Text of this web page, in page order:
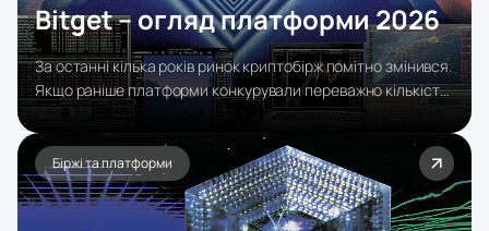
Bitget – огляд платформи 2026
За останні кілька років ринок криптобірж помітно змінився.
Якщо раніше платформи конкурували переважно кількістю
торгових пар і низькими комісіями, то сьогодні дедалі
більше важать додаткові сервіси. Саме на цьому
побудувала своє зростання біржа Bitget.
Біржі та платформи